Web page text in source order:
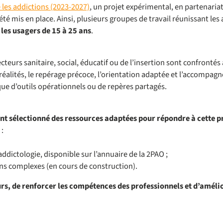
addictions (2023-2027), un projet expérimental, en
mis en place. Ainsi, plusieurs groupes de travail réunissant
usagers de 15 à 25 ans.
sanitaire, social, éducatif ou de l’insertion sont
réalités, le repérage précoce, l’orientation adaptée et
d’outils opérationnels ou de repères partagés.
sélectionné des ressources adaptées pour répondre à cette
disponible sur l’annuaire de la 2PAO ;
complexes (en cours de construction).
de renforcer les compétences des professionnels et